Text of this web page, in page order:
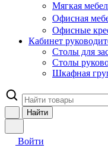
Мягкая
Офисная
Офисные
Кабинет
Столы для
Столы
Шкафная
Найти
Войти